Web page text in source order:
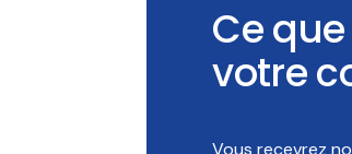
Ce
votre
Vous recevrez